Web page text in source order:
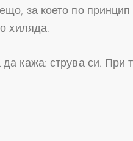
за което по
хиляда.
кажа: струва си. При